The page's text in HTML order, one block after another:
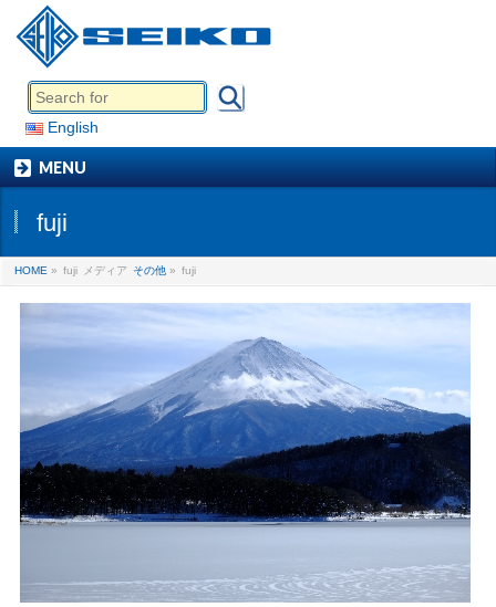
English
MENU
fuji
HOME » fuji メディア その他 » fuji